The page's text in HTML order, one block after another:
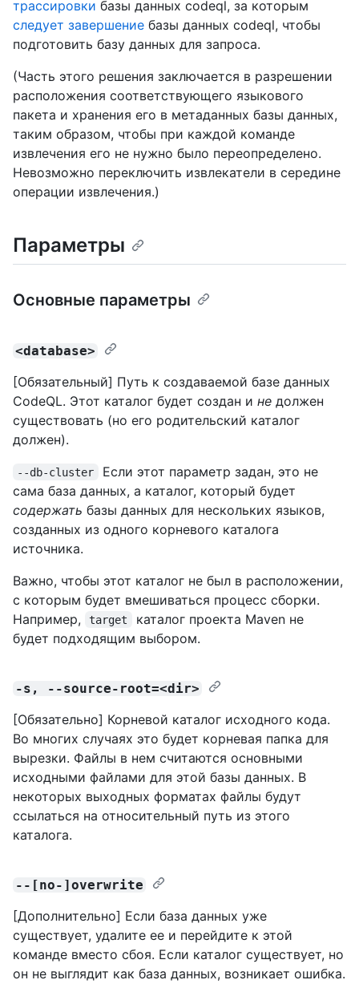
трассировки базы данных codeql, за которым
следует завершение базы данных codeql, чтобы
подготовить базу данных для запроса.
(Часть этого решения заключается в разрешении
расположения соответствующего языкового
пакета и хранения его в метаданных базы данных,
таким образом, чтобы при каждой команде
извлечения его не нужно было переопределено.
Невозможно переключить извлекатели в середине
операции извлечения.)
Параметры
Основные параметры
<database>
[Обязательный] Путь к создаваемой базе данных
CodeQL. Этот каталог будет создан и не должен
существовать (но его родительский каталог
должен).
--db-cluster
Если этот параметр задан, это не
сама база данных, а каталог, который будет
содержать базы данных для нескольких языков,
созданных из одного корневого каталога
источника.
Важно, чтобы этот каталог не был в расположении,
с которым будет вмешиваться процесс сборки.
Например,
target
каталог проекта Maven не
будет подходящим выбором.
-s, --source-root=<dir>
[Обязательно] Корневой каталог исходного кода.
Во многих случаях это будет корневая папка для
вырезки. Файлы в нем считаются основными
исходными файлами для этой базы данных. В
некоторых выходных форматах файлы будут
ссылаться на относительный путь из этого
каталога.
--[no-]overwrite
[Дополнительно] Если база данных уже
существует, удалите ее и перейдите к этой
команде вместо сбоя. Если каталог существует, но
он не выглядит как база данных, возникает ошибка.